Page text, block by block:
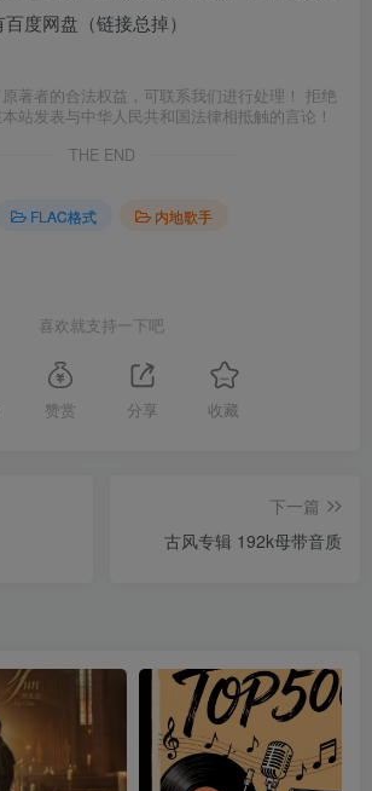
度网盘（链接总掉）
著者的合法权益，可联系我们进行处理！ 拒绝
站发表与中华人民共和国法律相抵触的言论！
THE END
FLAC格式
内地歌手
喜欢就支持一下吧
赞赏 分享 收藏
下一篇
古风专辑 192k母带音质